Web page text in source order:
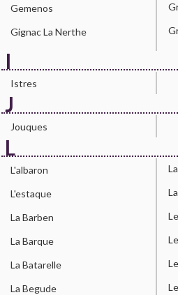
Gemenos
Gignac La Nerthe
I
Istres
J
Jouques
L
L'albaron
L'estaque
La Barben
La Barque
La Batarelle
La Begude